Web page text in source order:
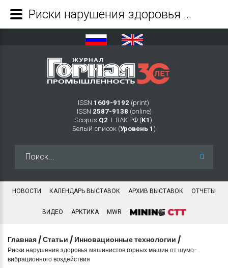
ISSN 1609-9192 (print)
ISSN 2587-9138 (online)
Scopus Q2 Ι ВАК РФ (K1 )
Белый список (Уровень 1 )
НОВОСТИ КАЛЕНДАРЬ ВЫСТАВОК АРХИВ ВЫСТАВОК ОТЧЕТЫ
ВИДЕО АРКТИКА MWR
Главная /Статьи / Инновационные технологии /
Риски нарушения здоровья машинистов горных машин от шумо-
вибрационного воздействия
Риски нарушения здоровья машинистов горных машин от шумо-вибрационного воздействия - Журнал Горная промышленность